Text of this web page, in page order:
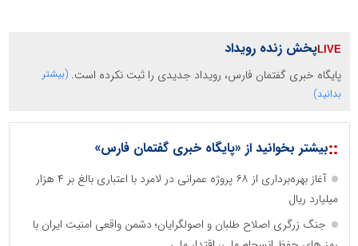
پخش زنده رویداد
پایگاه خبری گفتمان فارس، رویداد جدیدی را ثبت نکرده است. (بیشتر
بدانید)
::بیشتر بخوانید از «پایگاه خبری گفتمان فارس»
آغاز بهره‌برداری از ۶۸ پروژه عمرانی در لامرد با اعتباری بالغ بر ۴ هزار
میلیارد ریال
جنگ زرگری اصلاح طلبان و اصولگرایان؛ دشمن واقعی امنیت ایران با